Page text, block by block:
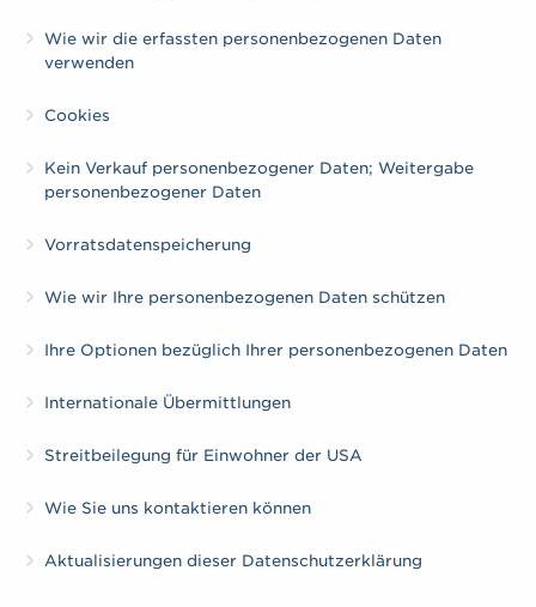
Wie wir die erfassten personenbezogenen Daten
verwenden
Cookies
Kein Verkauf personenbezogener Daten; Weitergabe
personenbezogener Daten
Vorratsdatenspeicherung
Wie wir Ihre personenbezogenen Daten schützen
Ihre Optionen bezüglich Ihrer personenbezogenen Daten
Internationale Übermittlungen
Streitbeilegung für Einwohner der USA
Wie Sie uns kontaktieren können
Aktualisierungen dieser Datenschutzerklärung